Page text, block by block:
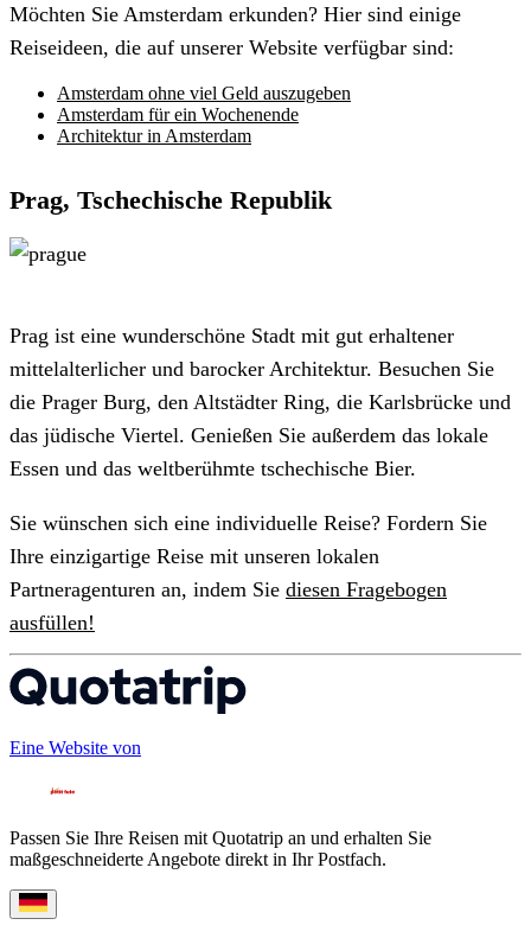
Möchten Sie Amsterdam erkunden? Hier sind einige
Reiseideen, die auf unserer Website verfügbar sind:
Amsterdam ohne viel Geld auszugeben
Amsterdam für ein Wochenende
Architektur in Amsterdam
Prag, Tschechische Republik
Prag ist eine wunderschöne Stadt mit gut erhaltener
mittelalterlicher und barocker Architektur. Besuchen Sie
die Prager Burg, den Altstädter Ring, die Karlsbrücke und
das jüdische Viertel. Genießen Sie außerdem das lokale
Essen und das weltberühmte tschechische Bier.
Sie wünschen sich eine individuelle Reise? Fordern Sie
Ihre einzigartige Reise mit unseren lokalen
Partneragenturen an, indem Sie diesen Fragebogen
ausfüllen!
Eine Website von
Passen Sie Ihre Reisen mit Quotatrip an und erhalten Sie
maßgeschneiderte Angebote direkt in Ihr Postfach.